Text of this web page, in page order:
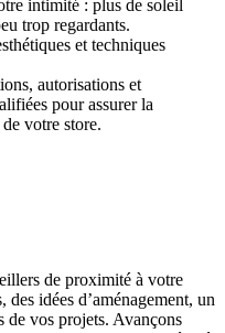
intimité : plus de soleil
trop regardants.
et techniques
autorisations et
pour assurer la
votre store.
de proximité à votre
des idées d’aménagement, un
de vos projets. Avançons